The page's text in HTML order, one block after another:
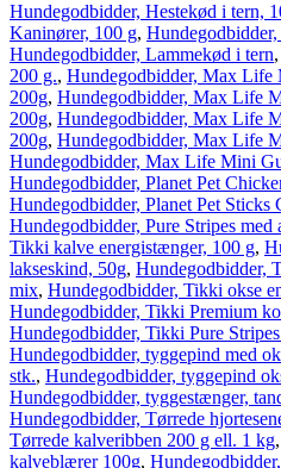
Hundegodbidder, Hestekød i tern,
Kaninører, 100 g,
Hundegodbidder, Lammekød i tern,
200 g., Hundegodbidder, Max
200g, Hundegodbidder, Max Life
200g, Hundegodbidder, Max Life
200g, Hundegodbidder, Max Life
Hundegodbidder, Max Life Mini
Hundegodbidder, Planet Pet
Hundegodbidder, Planet Pet Sticks
Hundegodbidder, Pure Stripes med
Tikki kalve energistænger, 100 g,
lakseskind, 50g, Hundegodbidder,
mix, Hundegodbidder, Tikki okse
Hundegodbidder, Tikki Premium
Hundegodbidder, Tikki Pure
Hundegodbidder, tyggepind med
stk., Hundegodbidder, tyggepind
Hundegodbidder, tyggestænger,
Hundegodbidder, Tørrede
Tørrede kalveribben 200 g ell. 1 kg,
kalveblærer 100g,